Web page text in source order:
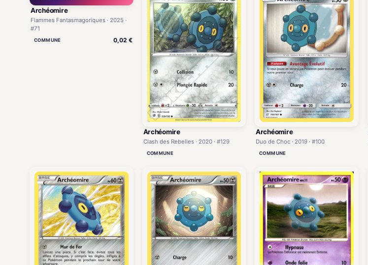
Archéomire
Flammes Fantasmagoriques · 2025 ·
#71
COMMUNE 0,02 €
Archéomire
Clash des Rebelles · 2020 · #129
COMMUNE
Archéomire
Duo de Choc · 2019 · #100
COMMUNE